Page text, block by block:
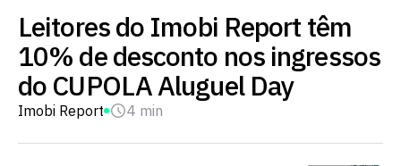
Leitores do Imobi Report têm
10% de desconto nos ingressos
do CUPOLA Aluguel Day
Imobi Report 4 min